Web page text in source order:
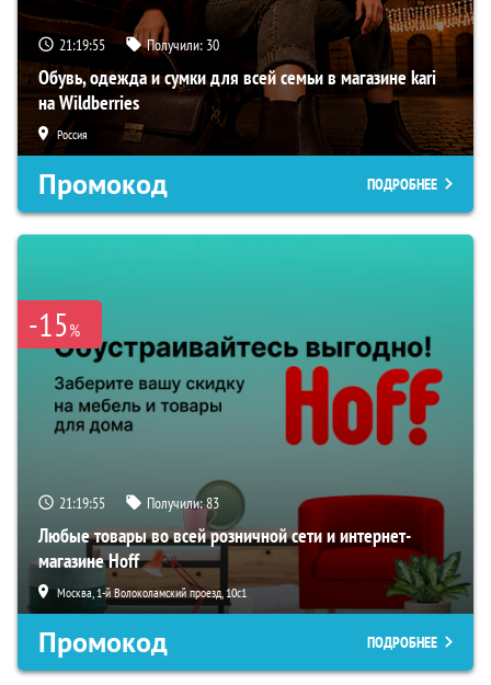
21:19:54 Получили: 30
Обувь, одежда и сумки для всей семьи в магазине kari
на Wildberries
Россия
Промокод ПОДРОБНЕЕ
-15%
21:19:54 Получили:83
Любые товары во всей розничной сети и интернет-
магазине Hoff
Москва, 1-й Волоколамский проезд, 10с1
Промокод ПОДРОБНЕЕ